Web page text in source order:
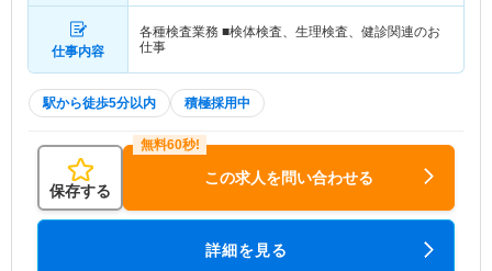
仕事内容
各種検査業務 ■検体検査、生理検査、健診関連のお
仕事
駅から徒歩5分以内 積極採用中
保存する
この求人を問い合わせる
詳細を見る